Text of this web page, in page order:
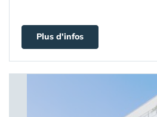
Plus d'infos